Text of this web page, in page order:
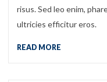
risus. Sed leo enim,
ultricies efficitur eros.
READ MORE